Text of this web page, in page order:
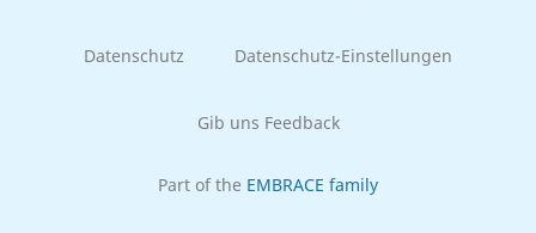
Datenschutz Datenschutz-Einstellungen
Gib uns Feedback
Part of the EMBRACE family